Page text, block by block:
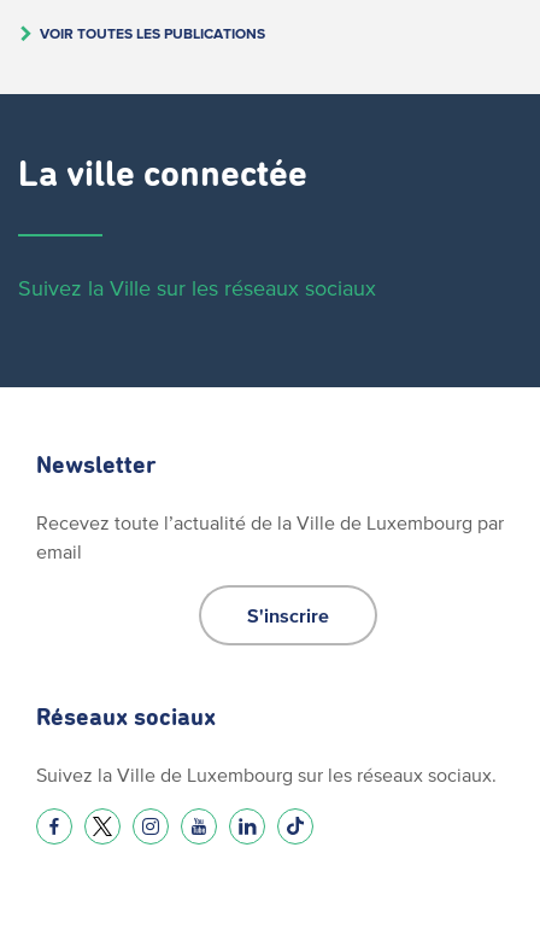
VOIR TOUTES LES PUBLICATIONS
La ville connectée
Suivez la Ville sur les réseaux sociaux
Newsletter
Recevez toute l’actualité de la Ville de Luxembourg par
email
S'inscrire
Réseaux sociaux
Suivez la Ville de Luxembourg sur les réseaux sociaux.